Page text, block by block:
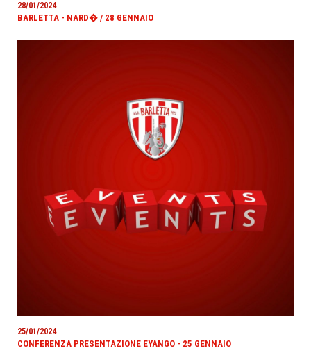
28/01/2024
BARLETTA - NARD� / 28 GENNAIO
25/01/2024
CONFERENZA PRESENTAZIONE EYANGO - 25 GENNAIO